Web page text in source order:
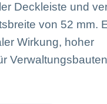
Deckleiste und
von 52 mm.
Wirkung, hoher